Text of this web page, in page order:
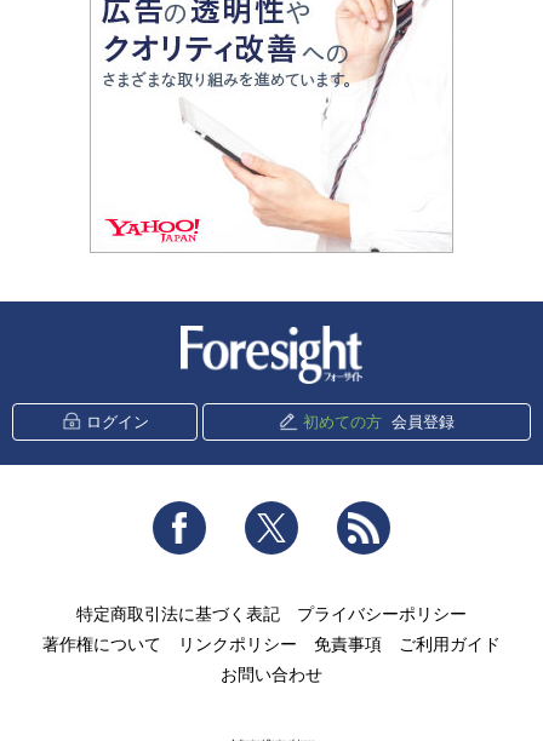
ログイン 初めての方 会員登録
Facebook Twitter
特定商取引法に基づく表記
プライバシーポリシー
著作権について
リンクポリシー 免責事項
ご利用ガイド
お問い合わせ